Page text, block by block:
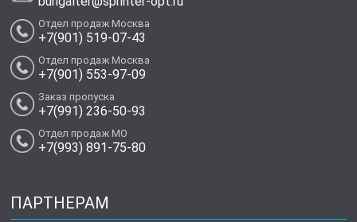
Отдел продаж Москва
+7(901) 519-07-43
Отдел продаж Москва
+7(901) 553-97-09
Заказ пропуска
+7(991) 236-50-93
Отдел продаж МО
+7(993) 891-75-80
ПАРТНЕРАМ